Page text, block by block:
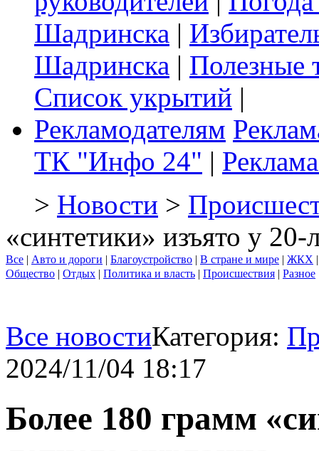
Шадринска |
Шадринска | Полезные
Список укрытий |
Рекламодателям
ТК "Инфо 24" |
> Новости >
«синтетики» изъято у 20-
Все | Авто и дороги | Благоустройство | В стране и мире | ЖКХ
Общество | Отдых | Политика и власть | Происшествия | Разное
Все новостиКатегория:
2024/11/04 18:17
Более 180 грамм